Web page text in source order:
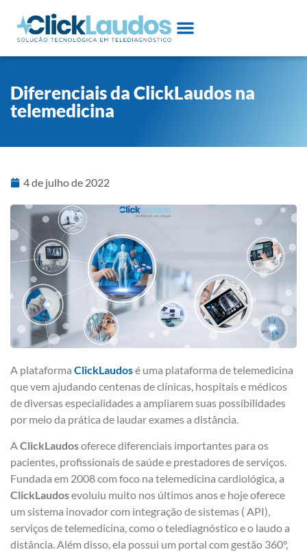
Diferenciais da ClickLaudos na
telemedicina
4 de julho de 2022
A plataforma ClickLaudosé uma plataforma de telemedicina
que vem ajudando centenas de clínicas, hospitais e médicos
de diversas especialidades a ampliarem suas possibilidades
por meio da prática de laudar exames a distância.
AClickLaudosoferece diferenciais importantes para os
pacientes, profissionais de saúde e prestadores de serviços.
Fundada em 2008 com foco na telemedicina cardiológica, a
ClickLaudosevoluiu muito nos últimos anos e hoje oferece
um sistema inovador com integração de sistemas ( API),
serviços de telemedicina, como o telediagnóstico e o laudo a
distância. Além disso, ela possui um portal com gestão 360°,